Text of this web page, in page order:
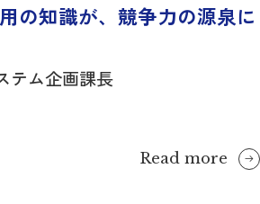
の知識が、競争力の源泉に
テム企画課長
Read more